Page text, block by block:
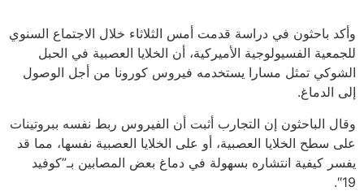
وأكد باحثون في دراسة قدمت أمس الثلاثاء خلال الاجتماع السنوي
للجمعية الفسيولوجية الأميركية، أن الخلايا العصبية في الحبل
الشوكي تمثل مسارا يستخدمه فيروس كورونا من أجل الوصول
إلى الدماغ.
وقال الباحثون إن التجارب أثبت أن الفيروس ربط نفسه ببروتينات
على سطح الخلايا العصبية، أو على الخلايا العصبية نفسها، مما قد
يفسر كيفية انتشاره بسهولة في دماغ بعض المصابين بـ”كوفيد
19″.